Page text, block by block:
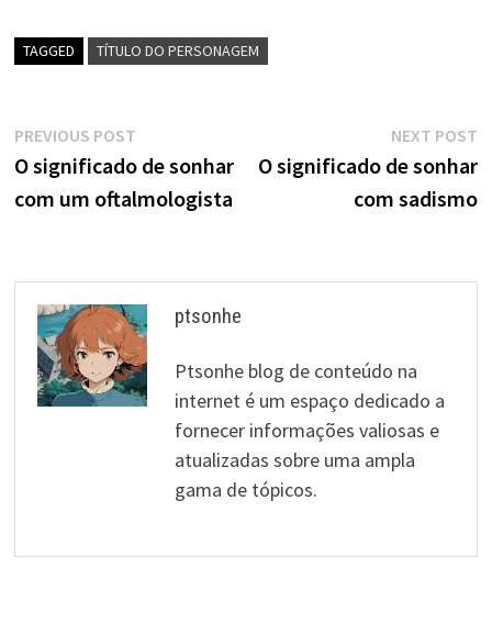
TAGGED TÍTULO DO PERSONAGEM
Navegação
de
PREVIOUS POSTPrevious
post:
O significado de sonhar
com um oftalmologista
NEXT POST
O significado de sonhar
com sadismo
ptsonhe
Ptsonhe blog de conteúdo na
internet é um espaço dedicado a
fornecer informações valiosas e
atualizadas sobre uma ampla
gama de tópicos.